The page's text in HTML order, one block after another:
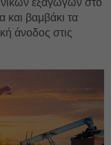
εξαγωγών στο
και βαμβάκι τα
άνοδος στις